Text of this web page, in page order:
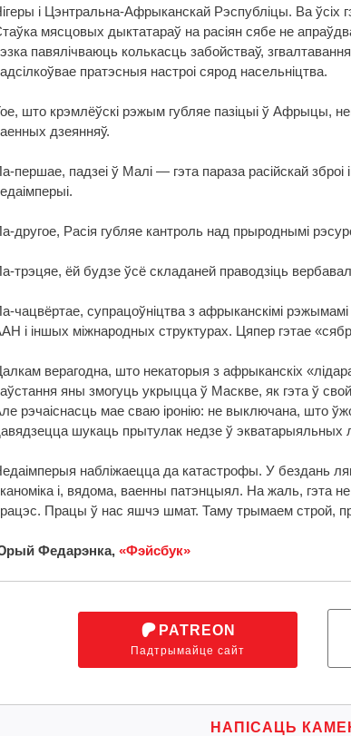
і Цэнтральна-Афрыканскай Рэспубліцы. Ва ўсіх
мясцовых дыктатараў на расіян сябе не
павялічваюць колькасць забойстваў,
пратэсныя настроі сярод насельніцтва.
што крэмлёўскі рэжым губляе пазіцыі ў Афрыцы,
дзеянняў.
першае, падзеі ў Малі — гэта параза расійскай зброі
другое, Расія губляе кантроль над прыроднымі
трэцяе, ёй будзе ўсё складаней праводзіць
чацвёртае, супрацоўніцтва з афрыканскімі
і іншых міжнародных структурах. Цяпер гэтае
верагодна, што некаторыя з афрыканскіх
яны змогуць укрыцца ў Маскве, як гэта ў свой
рэчаіснасць мае сваю іронію: не выключана, што
шукаць прытулак недзе ў экватарыяльных
набліжаецца да катастрофы. У бездань
і, вядома, ваенны патэнцыял. На жаль, гэта
Працы ў нас яшчэ шмат. Таму трымаем строй,
Федарэнка, «Фэйсбук»
PATREON
Падтрымайце сайт
НАПІСАЦЬ